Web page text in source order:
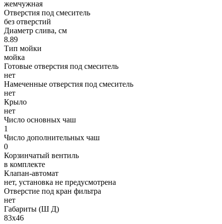
жемчужная
Отверстия под смеситель
без отверстий
Диаметр слива, см
8.89
Тип мойки
мойка
Готовые отверстия под смеситель
нет
Намеченные отверстия под смеситель
нет
Крыло
нет
Число основных чаш
1
Число дополнительных чаш
0
Корзинчатый вентиль
в комплекте
Клапан-автомат
нет, установка не предусмотрена
Отверстие под кран фильтра
нет
Габариты (Ш Д)
83х46